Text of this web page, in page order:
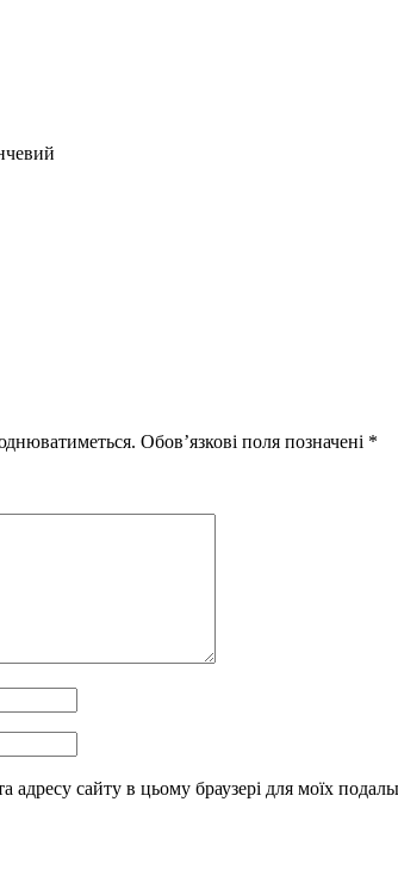
Обов’язкові поля позначені *
адресу сайту в цьому браузері для моїх